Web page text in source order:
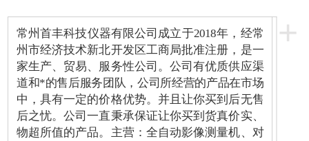
+
常州首丰科技仪器有限公司成立于2018年，经常
州市经济技术新北开发区工商局批准注册，是一
家生产、贸易、服务性公司。公司有优质供应渠
道和*的售后服务团队，公司所经营的产品在市场
中，具有一定的价格优势。并且让你买到后无售
后之忧。公司一直秉承保证让你买到货真价实、
物超所值的产品。主营：全自动影像测量机、对